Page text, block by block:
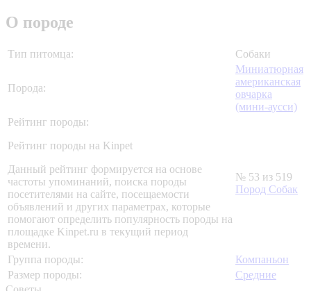
О породе
Тип питомца: Собаки
Порода:
Миниатюрная
американская
овчарка
(мини-аусси)
Рейтинг породы:
Рейтинг породы на Kinpet
Данный рейтинг формируется на основе
частоты упоминаний, поиска породы
посетителями на сайте, посещаемости
объявлений и других параметрах, которые
помогают определить популярность породы на
площадке Kinpet.ru в текущий период
времени.
№ 53 из 519
Пород Собак
Группа породы:
Компаньон
Размер породы:
Средние